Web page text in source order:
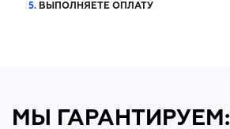
5. ВЫПОЛНЯЕТЕ ОПЛАТУ
МЫ ГАРАНТИРУЕМ: